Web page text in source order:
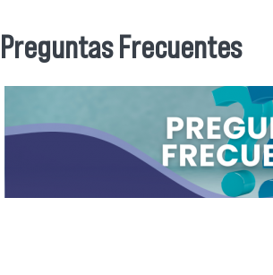
Se encuentra usted aquí
Preguntas Frecuentes